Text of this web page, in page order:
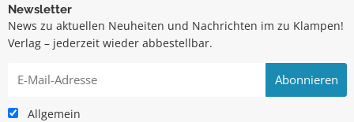
Newsletter
News zu aktuellen Neuheiten und Nachrichten im zu Klampen!
Verlag – jederzeit wieder abbestellbar.
Allgemein